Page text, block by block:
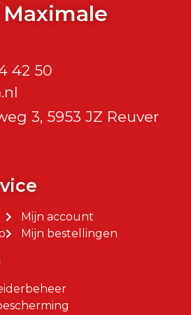
Maximale
42 50
3, 5953 JZ Reuver
Mijn account
Mijn bestellingen